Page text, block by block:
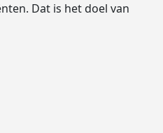
Dat is het doel van